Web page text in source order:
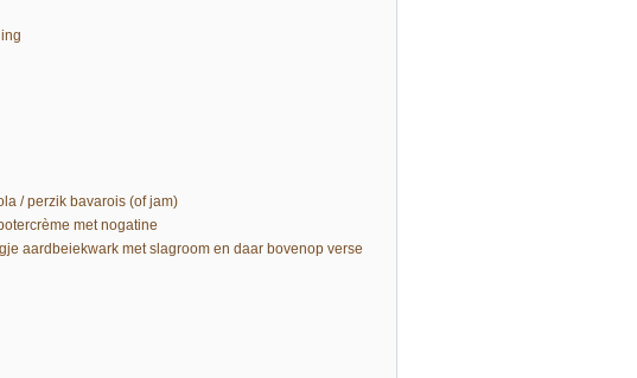
/ perzik bavarois (of jam)
met nogatine
aardbeiekwark met slagroom en daar bovenop verse